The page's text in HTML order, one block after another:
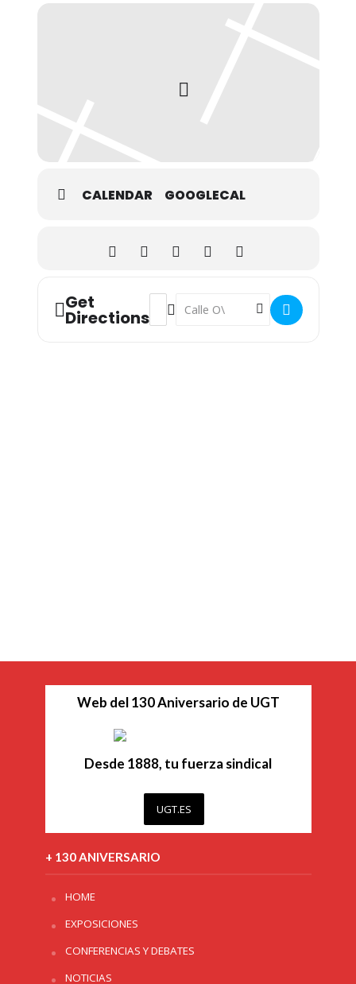
CALENDAR GOOGLECAL
Get
Directions
Address - Exposición Permanente: La
Destination Address - Exposición
Web del 130 Aniversario de UGT
Desde 1888, tu fuerza sindical
UGT.ES
+ 130 ANIVERSARIO
HOME
EXPOSICIONES
CONFERENCIAS Y DEBATES
NOTICIAS